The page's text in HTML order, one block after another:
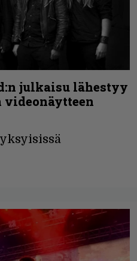
julkaisu lähestyy
videonäytteen